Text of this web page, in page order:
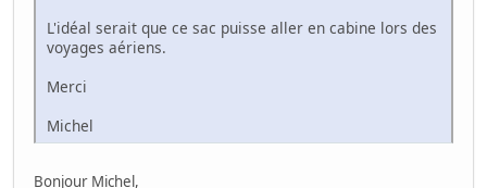
L'idéal serait que ce sac puisse aller en cabine lors des
voyages aériens.
Merci
Michel
Bonjour Michel,